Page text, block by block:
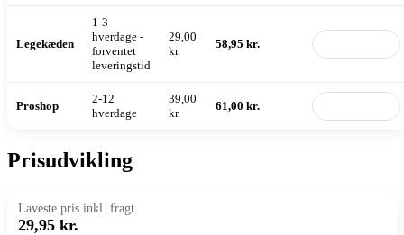
Legekæden
1-3
hverdage -
forventet
leveringstid
29,00
kr.
58,95 kr.
Proshop
2-12
hverdage
39,00
kr.
61,00 kr.
Prisudvikling
Laveste pris inkl. fragt
29,95 kr.